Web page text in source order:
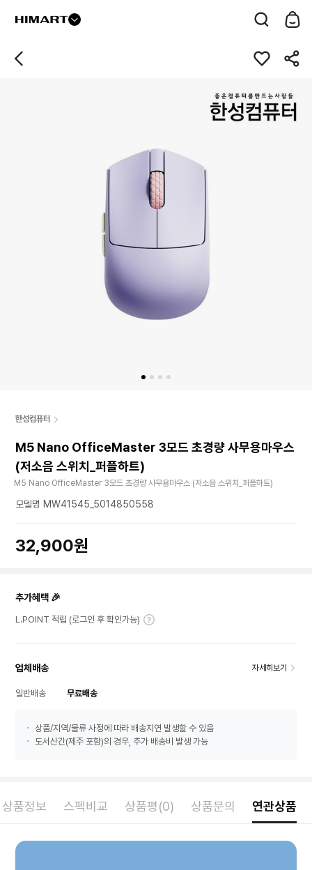
한성컴퓨터
M5 Nano OfficeMaster 3모드 초경량 사무용마우스
(저소음 스위치_퍼플하트)
M5 Nano OfficeMaster 3모드 초경량 사무용마우스 (저소음 스위치_퍼플하트)
모델명 MW41545_5014850558
32,900원
추가혜택 🎉
L.POINT 적립 (로그인 후 확인가능)
업체배송 자세히보기
일반배송 무료배송
상품/지역/물류 사정에 따라 배송지연 발생할 수 있음
도서산간(제주 포함)의 경우, 추가 배송비 발생 가능
상품정보 스펙비교 상품평(0) 상품문의 연관상품